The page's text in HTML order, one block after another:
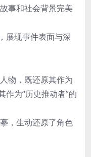
事和社会背景完美
展现事件表面与深
物，既还原其作为
作为“历史推动者”的
，生动还原了角色